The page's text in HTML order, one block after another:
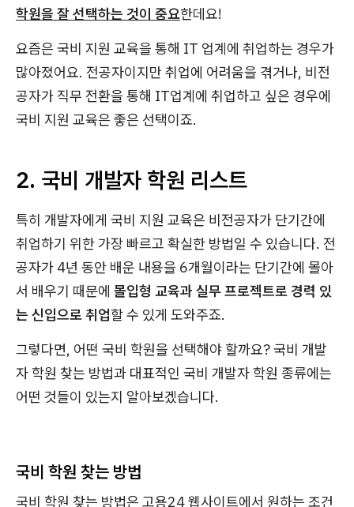
학원을 잘 선택하는 것이 중요한데요!
요즘은 국비 지원 교육을 통해 IT 업계에 취업하는 경우가
많아졌어요. 전공자이지만 취업에 어려움을 겪거나, 비전
공자가 직무 전환을 통해 IT업계에 취업하고 싶은 경우에
국비 지원 교육은 좋은 선택이죠.
2. 국비 개발자 학원 리스트
특히 개발자에게 국비 지원 교육은 비전공자가 단기간에
취업하기 위한 가장 빠르고 확실한 방법일 수 있습니다. 전
공자가 4년 동안 배운 내용을 6개월이라는 단기간에 몰아
서 배우기 때문에 몰입형 교육과 실무 프로젝트로 경력 있
는 신입으로 취업할 수 있게 도와주죠.
그렇다면, 어떤 국비 학원을 선택해야 할까요? 국비 개발
자 학원 찾는 방법과 대표적인 국비 개발자 학원 종류에는
어떤 것들이 있는지 알아보겠습니다.
국비 학원 찾는 방법
국비 학원 찾는 방법은 고용24 웹사이트에서 원하는 조건